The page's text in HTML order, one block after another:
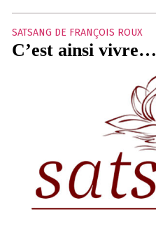
SATSANG DE FRANÇOIS ROUX
C’est ainsi vivre…